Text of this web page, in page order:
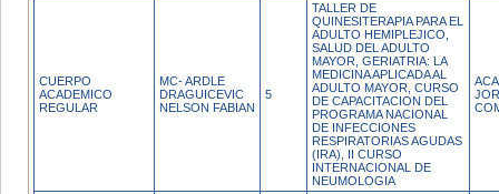
CUERPO
ACADEMICO
REGULAR
MC- ARDLE
DRAGUICEVIC
NELSON FABIAN
5
TALLER DE
QUINESITERAPIA PARA EL
ADULTO HEMIPLEJICO,
SALUD DEL ADULTO
MAYOR, GERIATRIA: LA
MEDICINA APLICADA AL
ADULTO MAYOR, CURSO
DE CAPACITACION DEL
PROGRAMA NACIONAL
DE INFECCIONES
RESPIRATORIAS AGUDAS
(IRA), II CURSO
INTERNACIONAL DE
NEUMOLOGIA